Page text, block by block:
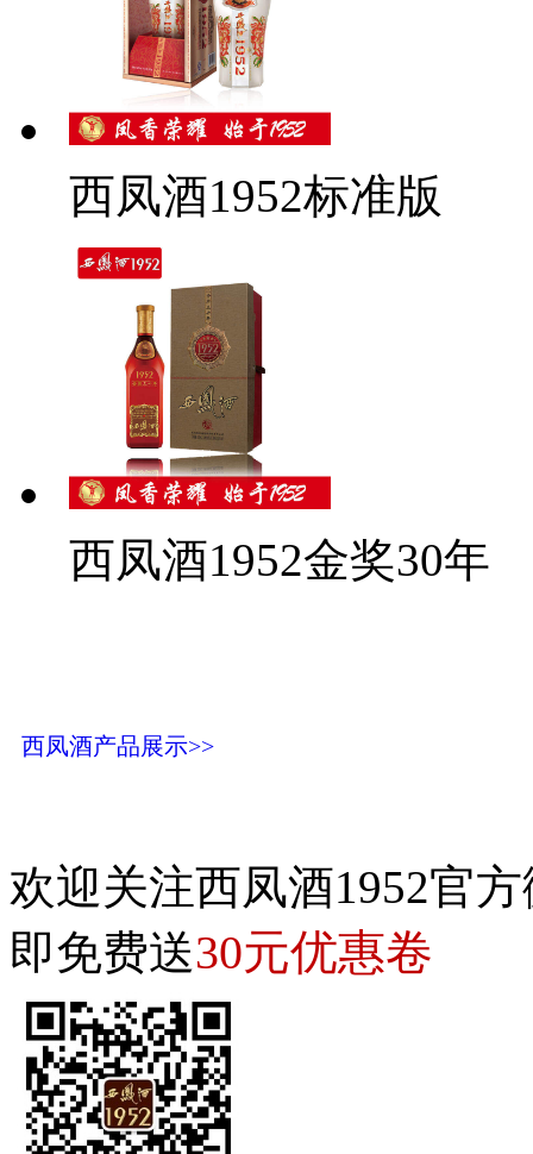
西凤酒1952标准版
西凤酒1952金奖30年
西凤酒产品展示>>
欢迎关注西凤酒1952官
即免费送30元优惠卷